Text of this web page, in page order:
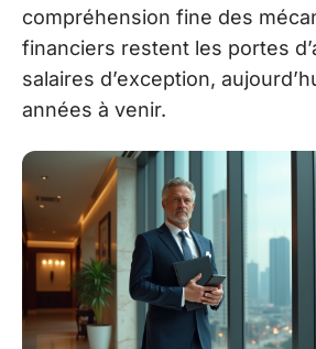
compréhension fine des
financiers restent les portes
salaires d’exception,
années à venir.